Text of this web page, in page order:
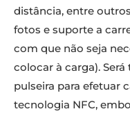
distância, entre
fotos e suporte a
com que não seja
colocar à carga).
pulseira para efetuar
tecnologia NFC,